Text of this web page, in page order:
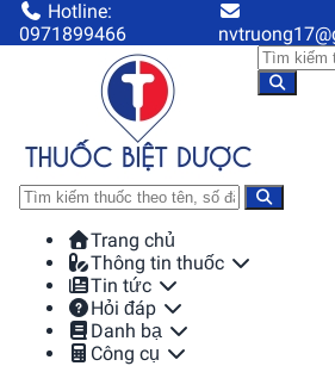
Hotline:
0971899466
Trang chủ
Thông tin thuốc
Tin tức
Hỏi đáp
Danh bạ
Công cụ